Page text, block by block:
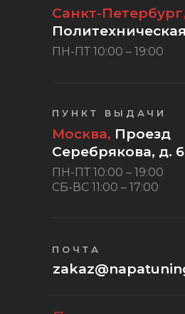
ПОЧТА
Санкт-Петербург,
Москва, Проезд
Серебрякова, д. 6
ПУНКТ ВЫДАЧИ
ПН-ПТ 10:00 – 19:00
ПН-ПТ 10:00 – 19:00
СБ-ВС 11:00 – 17:00